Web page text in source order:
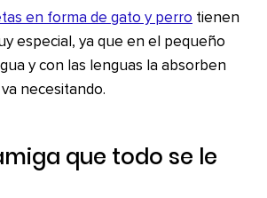
en forma de gato y perro tienen
especial, ya que en el pequeño
y con las lenguas la absorben
necesitando.
que todo se le